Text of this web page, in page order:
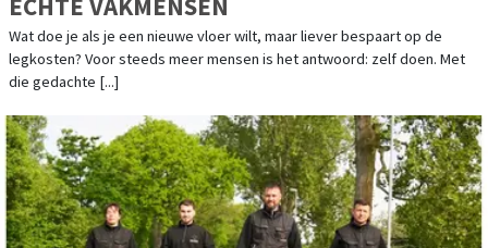
ECHTE VAKMENSEN
Wat doe je als je een nieuwe vloer wilt, maar liever bespaart op de
legkosten? Voor steeds meer mensen is het antwoord: zelf doen. Met
die gedachte [...]